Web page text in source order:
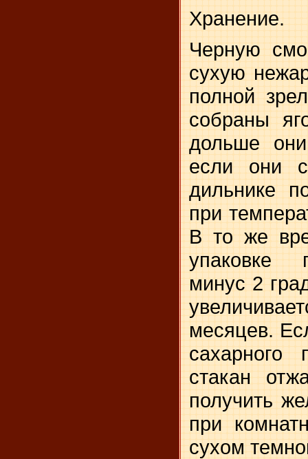
Хранение.
Черную
сухую
полной
собраны
дольше
если они
дильнике
при
В то же
упаковке
минус 2
месяцев.
стакан
получить
при
сухом